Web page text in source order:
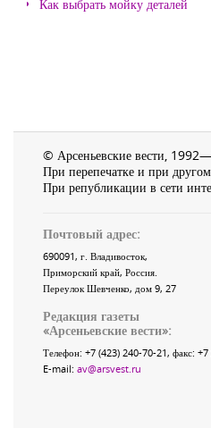
Как выбрать мойку деталей
© Арсеньевские вести,
При перепечатке и при
При републикации в сети
Почтовый адрес:
690091, г. Владивосток,
Приморский край, Россия.
Переулок Шевченко, дом 9, 27
Редакция газеты
«Арсеньевские вести»:
Телефон: +7 (423) 240-70-21, факс: +7
E-mail: av@arsvest.ru